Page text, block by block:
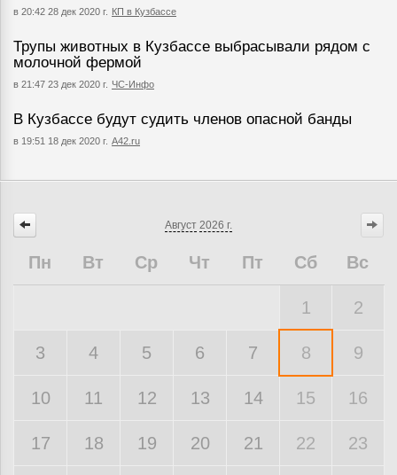
в 20:42 28 дек 2020 г. КП в Кузбассе
Трупы животных в Кузбассе выбрасывали рядом с
молочной фермой
в 21:47 23 дек 2020 г. ЧС-Инфо
В Кузбассе будут судить членов опасной банды
в 19:51 18 дек 2020 г. A42.ru
Август 2026 г.
Пн Вт Ср Чт Пт Сб Вс
1 2
3 4 5 6 7 8 9
10 11 12 13 14 15 16
17 18 19 20 21 22 23